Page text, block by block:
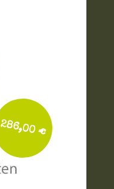
286,00 €